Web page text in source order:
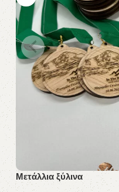
Μετάλλια ξύλινα